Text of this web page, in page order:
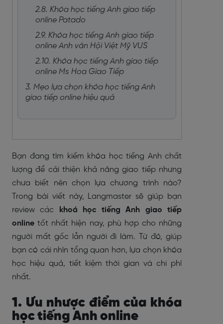
2.8. Khóa học tiếng Anh giao tiếp
online Patado
2.9. Khóa học tiếng Anh giao tiếp
online Anh văn Hội Việt Mỹ VUS
2.10. Khóa học tiếng Anh giao tiếp
online Ms Hoa Giao Tiếp
3. Mẹo lựa chọn khóa học tiếng Anh
giao tiếp online hiệu quả
Bạn đang tìm kiếm khóa học tiếng Anh chất
lượng để cải thiện khả năng giao tiếp nhưng
chưa biết nên chọn lựa chương trình nào?
Trong bài viết này, Langmaster sẽ giúp bạn
review các
khoá học tiếng Anh giao tiếp
online tốt nhất hiện nay, phù hợp cho những
người mất gốc lẫn người đi làm. Từ đó, giúp
bạn có cái nhìn tổng quan hơn, lựa chọn khóa
học hiệu quả, tiết kiệm thời gian và chi phí
nhất.
1. Ưu nhược điểm của khóa
học tiếng Anh online